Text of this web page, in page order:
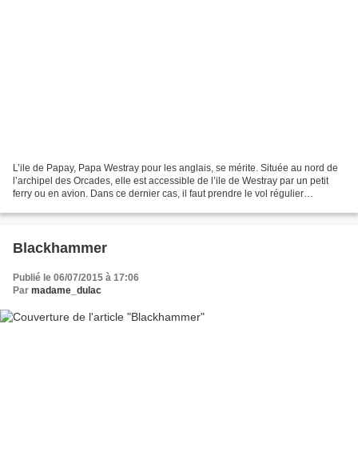
L’ile de Papay, Papa Westray pour les anglais, se mérite. Située au nord de
l’archipel des Orcades, elle est accessible de l’ile de Westray par un petit
ferry ou en avion. Dans ce dernier cas, il faut prendre le vol régulier
Blackhammer
Publié le 06/07/2015 à 17:06
Par madame_dulac